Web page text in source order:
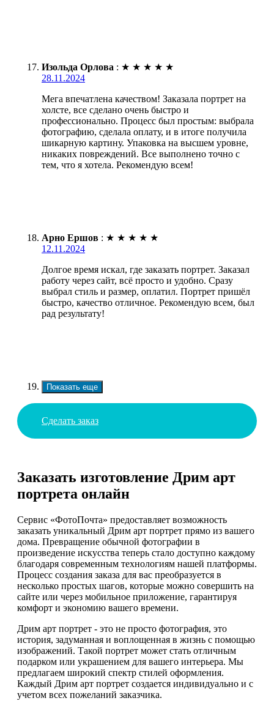
Изольда Орлова : ★ ★ ★ ★ ★
28.11.2024
Мега впечатлена качеством! Заказала портрет на
холсте, все сделано очень быстро и
профессионально. Процесс был простым: выбрала
фотографию, сделала оплату, и в итоге получила
шикарную картину. Упаковка на высшем уровне,
никаких повреждений. Все выполнено точно с
тем, что я хотела. Рекомендую всем!
Арно Ершов : ★ ★ ★ ★ ★
12.11.2024
Долгое время искал, где заказать портрет. Заказал
работу через сайт, всё просто и удобно. Сразу
выбрал стиль и размер, оплатил. Портрет пришёл
быстро, качество отличное. Рекомендую всем, был
рад результату!
Показать еще
Сделать заказ
Заказать изготовление Дрим арт
портрета онлайн
Сервис «ФотоПочта» предоставляет возможность
заказать уникальный Дрим арт портрет прямо из вашего
дома. Превращение обычной фотографии в
произведение искусства теперь стало доступно каждому
благодаря современным технологиям нашей платформы.
Процесс создания заказа для вас преобразуется в
несколько простых шагов, которые можно совершить на
сайте или через мобильное приложение, гарантируя
комфорт и экономию вашего времени.
Дрим арт портрет - это не просто фотография, это
история, задуманная и воплощенная в жизнь с помощью
изображений. Такой портрет может стать отличным
подарком или украшением для вашего интерьера. Мы
предлагаем широкий спектр стилей оформления.
Каждый Дрим арт портрет создается индивидуально и с
учетом всех пожеланий заказчика.